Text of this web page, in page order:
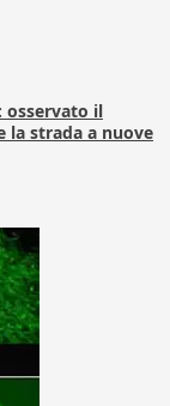
osservato il
la strada a nuove